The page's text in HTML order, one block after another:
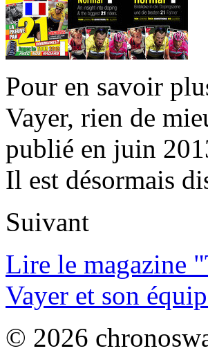
Pour en savoir
Vayer, rien de
publié en juin
Il est désormais
Suivant
Lire le magazine
Vayer et son
© 2026